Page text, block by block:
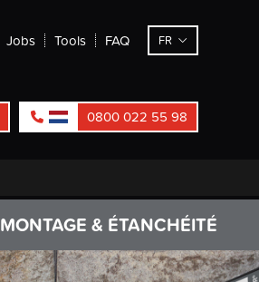
Jobs Tools FAQ FR
0800 022 55 98
MONTAGE & ÉTANCHÉITÉ